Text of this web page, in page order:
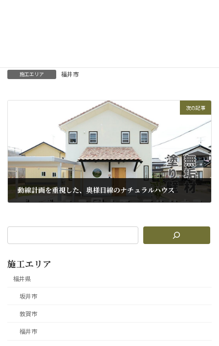
施工エリア 福井市
次の記事
動線計画を重視した、奥様目線のナチュラルハウス
施工エリア
福井県
坂井市
敦賀市
福井市